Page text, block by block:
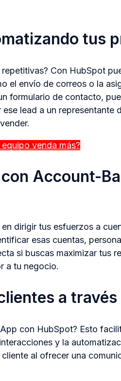
tus
Con HubSpot
el envío de correos o la
formulario de contacto,
lead a un representante
venda más?
Account-
dirigir tus esfuerzos a
esas cuentas,
si buscas maximizar tus
a tu negocio.
a
con HubSpot? Esto
y la
al ofrecer una